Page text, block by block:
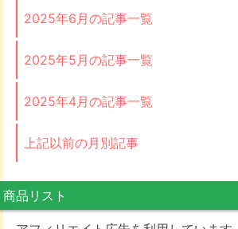
2025年6月の記事一覧
2025年5月の記事一覧
2025年4月の記事一覧
上記以前の月別記事
商品リスト